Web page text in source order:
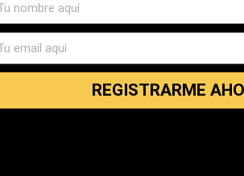
REGISTRARME